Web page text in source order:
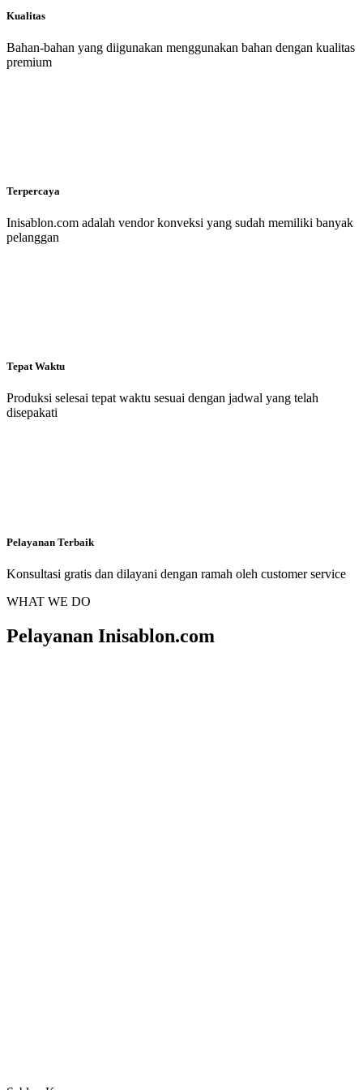
Kualitas
Bahan-bahan yang diigunakan menggunakan bahan dengan kualitas
premium
Terpercaya
Inisablon.com adalah vendor konveksi yang sudah memiliki banyak
pelanggan
Tepat Waktu
Produksi selesai tepat waktu sesuai dengan jadwal yang telah
disepakati
Pelayanan Terbaik
Konsultasi gratis dan dilayani dengan ramah oleh customer service
WHAT WE DO
Pelayanan Inisablon.com